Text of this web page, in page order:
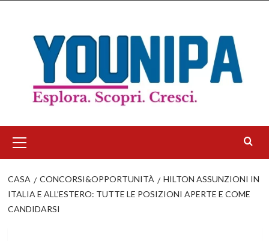
contenuto
principale
CASA CONCORSI&OPPORTUNITÀ
HILTON ASSUNZIONI IN
ITALIA E ALL’ESTERO: TUTTE LE POSIZIONI APERTE E COME
CANDIDARSI